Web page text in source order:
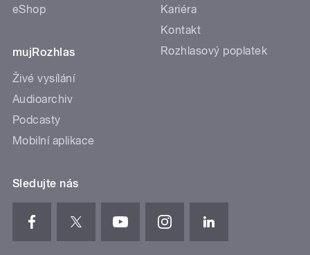
eShop
mujRozhlas
Živé vysílání
Audioarchiv
Podcasty
Mobilní aplikace
Kariéra
Kontakt
Rozhlasový poplatek
Sledujte nás